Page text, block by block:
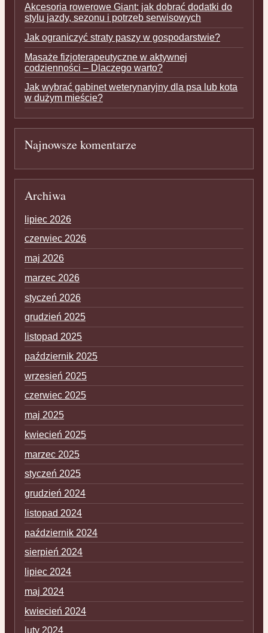
Akcesoria rowerowe Giant: jak dobrać dodatki do
stylu jazdy, sezonu i potrzeb serwisowych
Jak ograniczyć straty paszy w gospodarstwie?
Masaże fizjoterapeutyczne w aktywnej
codzienności – Dlaczego warto?
Jak wybrać gabinet weterynaryjny dla psa lub kota
w dużym mieście?
Najnowsze komentarze
Archiwa
lipiec 2026
czerwiec 2026
maj 2026
marzec 2026
styczeń 2026
grudzień 2025
listopad 2025
październik 2025
wrzesień 2025
czerwiec 2025
maj 2025
kwiecień 2025
marzec 2025
styczeń 2025
grudzień 2024
listopad 2024
październik 2024
sierpień 2024
lipiec 2024
maj 2024
kwiecień 2024
luty 2024